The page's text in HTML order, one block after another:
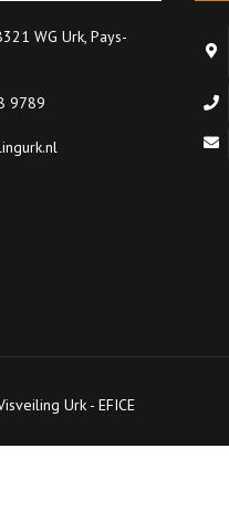
WG Urk, Pays-
9789
Urk - EFICE